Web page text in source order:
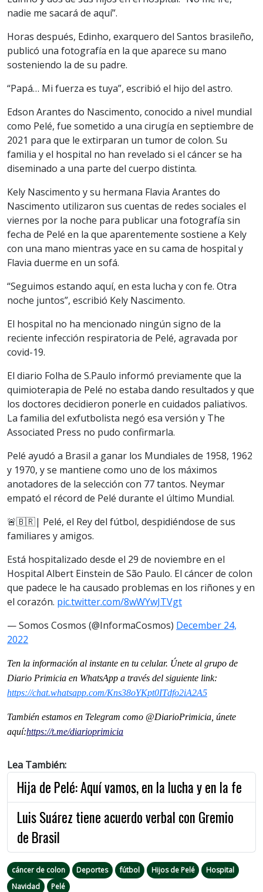
nadie me sacará de aquí”.
Horas después, Edinho, exarquero del Santos brasileño,
publicó una fotografía en la que aparece su mano
sosteniendo la de su padre.
“Papá… Mi fuerza es tuya”, escribió el hijo del astro.
Edson Arantes do Nascimento, conocido a nivel mundial
como Pelé, fue sometido a una cirugía en septiembre de
2021 para que le extirparan un tumor de colon. Su
familia y el hospital no han revelado si el cáncer se ha
diseminado a una parte del cuerpo distinta.
Kely Nascimento y su hermana Flavia Arantes do
Nascimento utilizaron sus cuentas de redes sociales el
viernes por la noche para publicar una fotografía sin
fecha de Pelé en la que aparentemente sostiene a Kely
con una mano mientras yace en su cama de hospital y
Flavia duerme en un sofá.
“Seguimos estando aquí, en esta lucha y con fe. Otra
noche juntos”, escribió Kely Nascimento.
El hospital no ha mencionado ningún signo de la
reciente infección respiratoria de Pelé, agravada por
covid-19.
El diario Folha de S.Paulo informó previamente que la
quimioterapia de Pelé no estaba dando resultados y que
los doctores decidieron ponerle en cuidados paliativos.
La familia del exfutbolista negó esa versión y The
Associated Press no pudo confirmarla.
Pelé ayudó a Brasil a ganar los Mundiales de 1958, 1962
y 1970, y se mantiene como uno de los máximos
anotadores de la selección con 77 tantos. Neymar
empató el récord de Pelé durante el último Mundial.
🚨🇧🇷| Pelé, el Rey del fútbol, despidiéndose de sus
familiares y amigos.
Está hospitalizado desde el 29 de noviembre en el
Hospital Albert Einstein de São Paulo. El cáncer de colon
que padece le ha causado problemas en los riñones y en
el corazón. pic.twitter.com/8wWYwJTVgt
— Somos Cosmos (@InformaCosmos) December 24,
2022
Ten la información al instante en tu celular. Únete al grupo de
Diario Primicia en WhatsApp a través del siguiente link:
https://chat.whatsapp.com/Kns38oYKpt0ITdfo2iA2A5
También estamos en Telegram como @DiarioPrimicia, únete
aquí:https://t.me/diarioprimicia
Lea También:
Hija de Pelé: Aquí vamos, en la lucha y en la fe
Luis Suárez tiene acuerdo verbal con Gremio
de Brasil
cáncer de colon Deportes fútbol Hijos de Pelé
Hospital
Navidad
Pelé